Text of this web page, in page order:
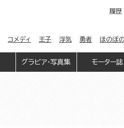
履歴
コメディ 王子 浮気 勇者 ほのぼ
グラビア・写真集 モーター誌